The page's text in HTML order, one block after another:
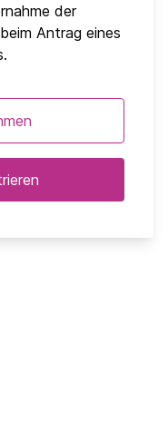
der
Antrag eines